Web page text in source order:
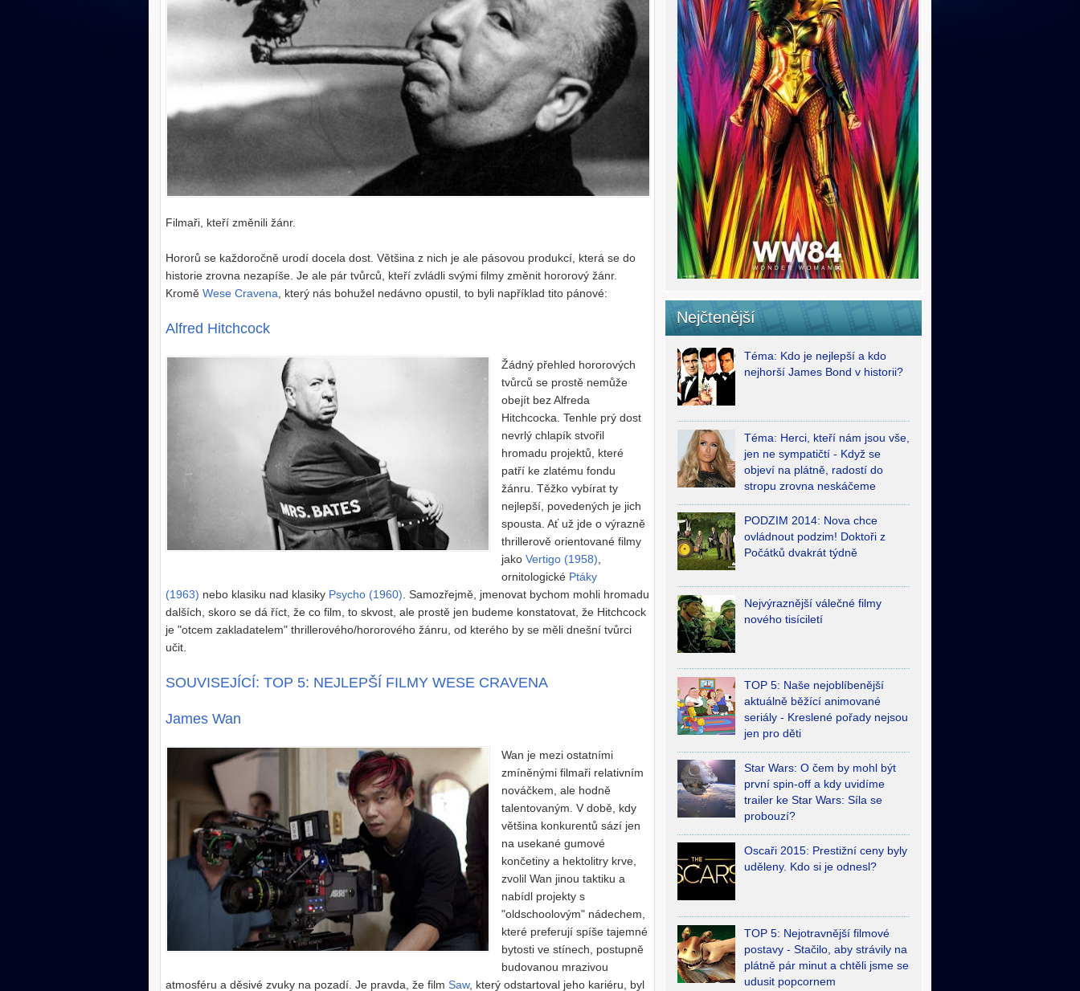
Filmaři, kteří změnili žánr.
Hororů se každoročně urodí docela dost. Většina z nich je ale pásovou produkcí, která se do
historie zrovna nezapíše. Je ale pár tvůrců, kteří zvládli svými filmy změnit hororový žánr.
Kromě Wese Cravena, který nás bohužel nedávno opustil, to byli například tito pánové:
Alfred Hitchcock
Žádný přehled hororových
tvůrců se prostě nemůže
obejít bez Alfreda
Hitchcocka. Tenhle prý dost
nevrlý chlapík stvořil
hromadu projektů, které
patří ke zlatému fondu
žánru. Těžko vybírat ty
nejlepší, povedených je jich
spousta. Ať už jde o výrazně
thrillerově orientované filmy
jakoVertigo (1958),
ornitologické Ptáky
(1963) nebo klasiku nad klasiky Psycho (1960). Samozřejmě, jmenovat bychom mohli hromadu
dalších, skoro se dá říct, že co film, to skvost, ale prostě jen budeme konstatovat, že Hitchcock
je "otcem zakladatelem" thrillerového/hororového žánru, od kterého by se měli dnešní tvůrci
učit.
SOUVISEJÍCÍ: TOP 5: NEJLEPŠÍ FILMY WESE CRAVENA
James Wan
Wan je mezi ostatními
zmíněnými filmaři relativním
nováčkem, ale hodně
talentovaným. V době, kdy
většina konkurentů sází jen
na usekané gumové
končetiny a hektolitry krve,
zvolil Wan jinou taktiku a
nabídl projekty s
"oldschoolovým" nádechem,
které preferují spíše tajemné
bytosti ve stínech, postupně
budovanou mrazivou
atmosféru a děsivé zvuky na pozadí. Je pravda, že film Saw, který odstartoval jeho kariéru, byl
Nejčtenější
Téma: Kdo je nejlepší a kdo
nejhorší James Bond v historii?
Téma: Herci, kteří nám jsou vše,
jen ne sympatičtí - Když se
objeví na plátně, radostí do
stropu zrovna neskáčeme
PODZIM 2014: Nova chce
ovládnout podzim! Doktoři z
Počátků dvakrát týdně
Nejvýraznější válečné filmy
nového tisíciletí
TOP 5: Naše nejoblíbenější
aktuálně běžící animované
seriály - Kreslené pořady nejsou
jen pro děti
Star Wars: O čem by mohl být
první spin-off a kdy uvidíme
trailer ke Star Wars: Síla se
probouzí?
Oscaři 2015: Prestižní ceny byly
uděleny. Kdo si je odnesl?
TOP 5: Nejotravnější filmové
postavy - Stačilo, aby strávily na
plátně pár minut a chtěli jsme se
udusit popcornem